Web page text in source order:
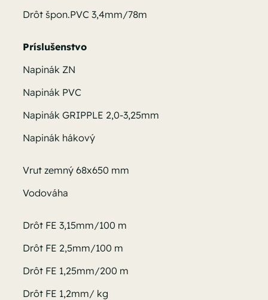
Drôt špon.PVC 3,4mm/78m
Príslušenstvo
Napinák ZN
Napinák PVC
Napinák GRIPPLE 2,0-3,25mm
Napinák hákový
Vrut zemný 68x650 mm
Vodováha
Drôt FE 3,15mm/100 m
Drôt FE 2,5mm/100 m
Drôt FE 1,25mm/200 m
Drôt FE 1,2mm/ kg